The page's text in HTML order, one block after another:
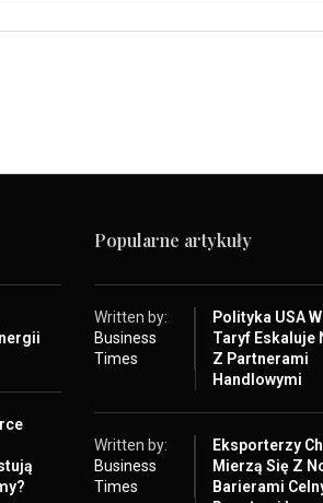
Popularne artykuły
Written by:
Business
Times
Polityka USA
Taryf Eskaluje
Z Partnerami
Handlowymi
Written by:
Business
Times
Eksporterzy
Mierzą Się Z
Barierami